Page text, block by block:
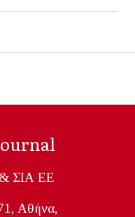
ΣΙΑ ΕΕ
Aθήνα,